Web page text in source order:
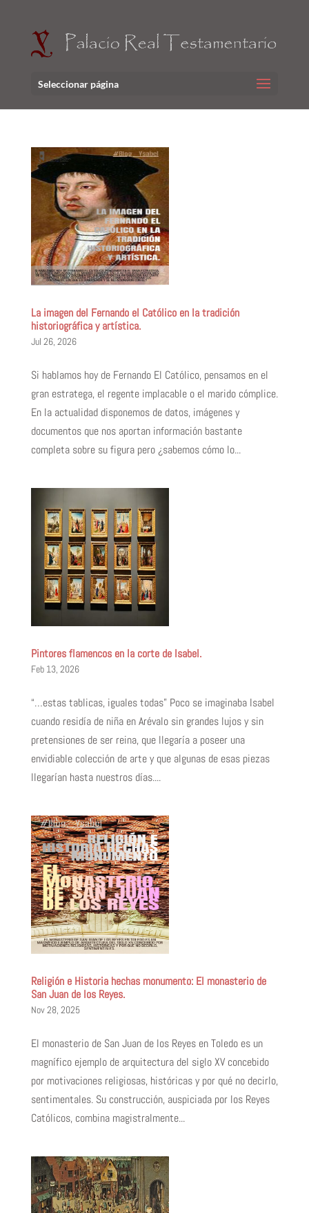
Seleccionar página
La imagen del Fernando el Católico en la tradición
historiográfica y artística.
Jul 26, 2026
Si hablamos hoy de Fernando El Católico, pensamos en el
gran estratega, el regente implacable o el marido cómplice.
En la actualidad disponemos de datos, imágenes y
documentos que nos aportan información bastante
completa sobre su figura pero ¿sabemos cómo lo...
Pintores flamencos en la corte de Isabel.
Feb 13, 2026
“…estas tablicas, iguales todas” Poco se imaginaba Isabel
cuando residía de niña en Arévalo sin grandes lujos y sin
pretensiones de ser reina, que llegaría a poseer una
envidiable colección de arte y que algunas de esas piezas
llegarían hasta nuestros días....
Religión e Historia hechas monumento: El monasterio de
San Juan de los Reyes.
Nov 28, 2025
El monasterio de San Juan de los Reyes en Toledo es un
magnífico ejemplo de arquitectura del siglo XV concebido
por motivaciones religiosas, históricas y por qué no decirlo,
sentimentales. Su construcción, auspiciada por los Reyes
Católicos, combina magistralmente...